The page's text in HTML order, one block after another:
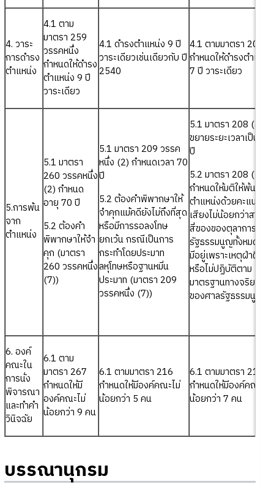
4. วาระ
การดำรง
ตำแหน่ง
4.1 ตาม
มาตรา 259
วรรคหนึ่ง
กำหนดให้ดำรง
ตำแหน่ง 9 ปี
วาระเดียว
4.1 ดำรงตำแหน่ง 9 ปี
วาระเดียวเช่นเดียวกับ ปี
2540
4.1 ตามมาตรา 207
กำหนดให้ดำรงตำแหน่ง
7 ปี วาระเดียว
5.การพ้น
จาก
ตำแหน่ง
5.1 มาตรา
260 วรรคหนึ่ง
(2) กำหนด
อายุ 70 ปี
5.2 ต้องคำ
พิพากษาให้จำ
คุก (มาตรา
260 วรรคหนึ่ง
(7))
5.1 มาตรา 209 วรรค
หนึ่ง (2) กำหนดเวลา 70
ปี
5.2 ต้องคำพิพากษาให้
จำคุกแม้คดียังไม่ถึงที่สุด
หรือมีการรอลงโทษ
ยกเว้น กรณีเป็นการ
กระทำโดยประมาท
ลหุโทษหรือฐานหมิ่น
ประมาท (มาตรา 209
วรรคหนึ่ง (7))
5.1 มาตรา 208 (4)
ขยายระยะเวลาเป็น 75
ปี
5.2 มาตรา 208 (5)
กำหนดให้มติให้พ้นจาก
ตำแหน่งด้วยคะแนน
เสียงไม่น้อยกว่าสามใน
สี่ของของตุลาการศาล
รัฐธรรมนูญทั้งหมดเท่า
มีอยู่เพราะเหตุฝ่าฝืน
หรือไม่ปฏิบัติตาม
มาตรฐานทางจริยธรรม
ของศาลรัฐธรรมนูญ
6. องค์
คณะใน
การนั่ง
พิจารณา
และทำคำ
วินิจฉัย
6.1 ตาม
มาตรา 267
กำหนดให้มี
องค์คณะไม่
น้อยกว่า 9 คน
6.1 ตามมาตรา 216
กำหนดให้มีองค์คณะไม่
น้อยกว่า 5 คน
6.1 ตามมาตรา 211
กำหนดให้มีองค์คณะไม่
น้อยกว่า 7 คน
บรรณานุกรม